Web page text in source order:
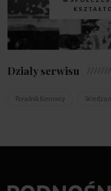
Działy serwisu
Poradnik Kierowcy Wiedza